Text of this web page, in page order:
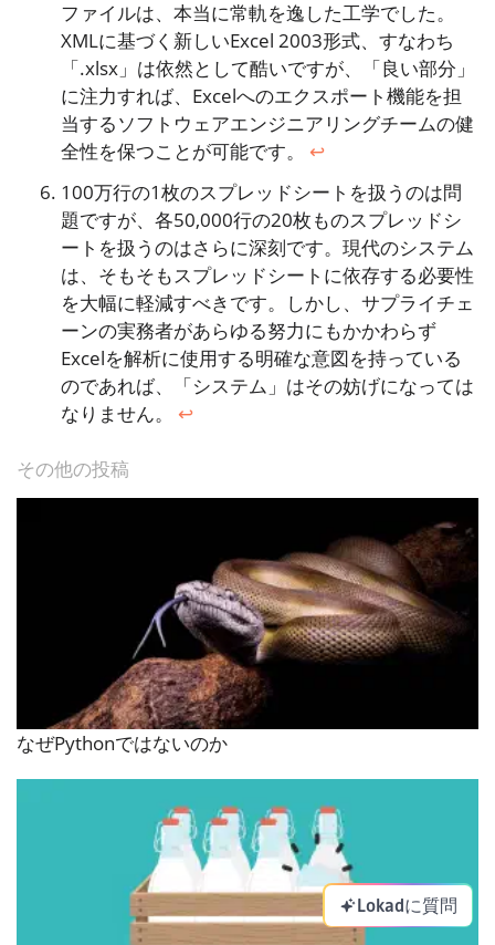
ファイルは、本当に常軌を逸した工学でした。
XMLに基づく新しいExcel 2003形式、すなわち
「.xlsx」は依然として酷いですが、「良い部分」
に注力すれば、Excelへのエクスポート機能を担
当するソフトウェアエンジニアリングチームの健
全性を保つことが可能です。 ↩︎
100万行の1枚のスプレッドシートを扱うのは問
題ですが、各50,000行の20枚ものスプレッドシ
ートを扱うのはさらに深刻です。現代のシステム
は、そもそもスプレッドシートに依存する必要性
を大幅に軽減すべきです。しかし、サプライチェ
ーンの実務者があらゆる努力にもかかわらず
Excelを解析に使用する明確な意図を持っている
のであれば、「システム」はその妨げになっては
なりません。 ↩︎
その他の投稿
なぜPythonではないのか
Lokadに質問